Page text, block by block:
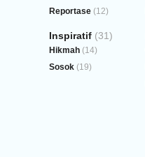
Reportase(12)
Inspiratif(31)
Hikmah(14)
Sosok(19)